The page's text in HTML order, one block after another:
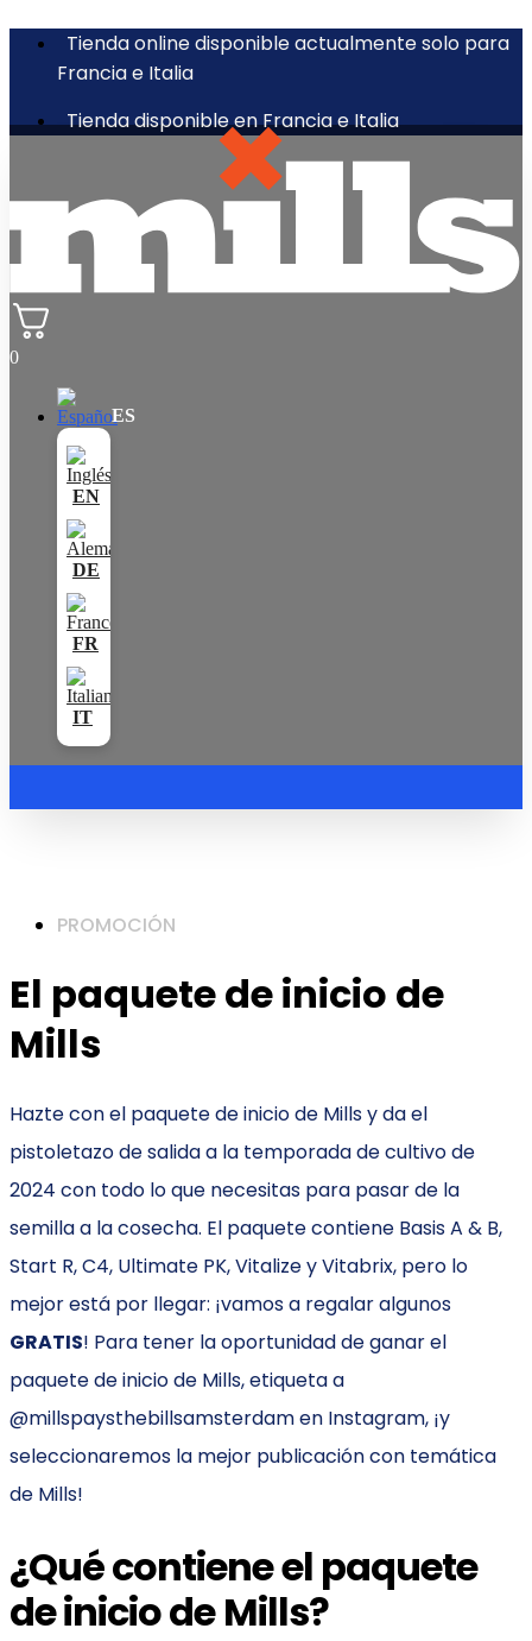
Tienda online disponible actualmente solo para
Francia e Italia
Tienda disponible en Francia e Italia
0
PROMOCIÓN
El paquete de inicio de
Mills
Hazte con el paquete de inicio de Mills y da el
pistoletazo de salida a la temporada de cultivo de
2024 con todo lo que necesitas para pasar de la
semilla a la cosecha. El paquete contiene Basis A & B,
Start R, C4, Ultimate PK, Vitalize y Vitabrix, pero lo
mejor está por llegar: ¡vamos a regalar algunos
GRATIS! Para tener la oportunidad de ganar el
paquete de inicio de Mills, etiqueta a
@millspaysthebillsamsterdam en Instagram, ¡y
seleccionaremos la mejor publicación con temática
de Mills!
¿Qué contiene el paquete
de inicio de Mills?